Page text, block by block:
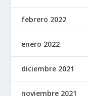
febrero 2022
enero 2022
diciembre 2021
noviembre 2021